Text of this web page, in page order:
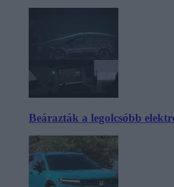
Beárazták a legolcsóbb